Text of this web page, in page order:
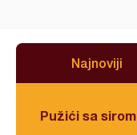
Najnoviji
Pužići sa sirom